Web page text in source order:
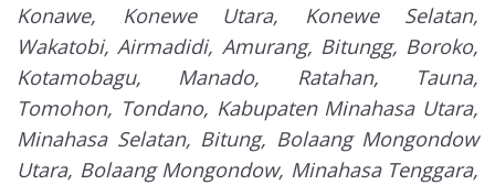
Konawe, Konewe Utara, Konewe Selatan,
Wakatobi, Airmadidi, Amurang, Bitungg, Boroko,
Kotamobagu, Manado, Ratahan, Tauna,
Tomohon, Tondano, Kabupaten Minahasa Utara,
Minahasa Selatan, Bitung, Bolaang Mongondow
Utara, Bolaang Mongondow, Minahasa Tenggara,